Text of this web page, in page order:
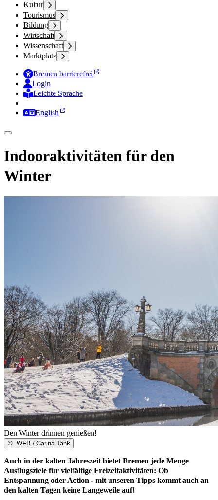
Kultur
Tourismus
Bildung
Wirtschaft
Wissenschaft
Marktplatz
Bremen barrierefrei
Login
Leichte Sprache
English
Indooraktivitäten für den
Winter
Den Winter drinnen genießen!
© WFB / Carina Tank
Auch in der kalten Jahreszeit bietet Bremen jede Menge
Ausflugsziele für vielfältige Freizeitaktivitäten: Ob
Entspannung oder Action - mit unseren Tipps kommt auch an
den kalten Tagen keine Langeweile auf!